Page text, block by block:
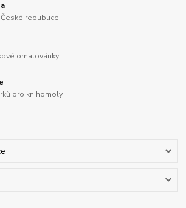
republice
omalovánky
pro knihomoly